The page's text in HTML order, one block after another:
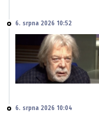
6. srpna 2026 10:52
6. srpna 2026 10:04